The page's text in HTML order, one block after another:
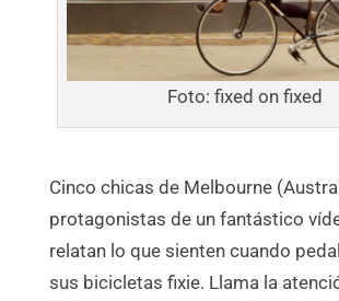
Foto: fixed on fixed
Cinco chicas de Melbourne
protagonistas de un fantástico
relatan lo que sienten cuando
sus bicicletas fixie. Llama la